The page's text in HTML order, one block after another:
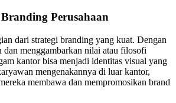
Perusahaan
dari strategi branding yang kuat. Dengan
dan menggambarkan nilai atau filosofi
kantor bisa menjadi identitas visual yang
mengenakannya di luar kantor,
membawa dan mempromosikan brand